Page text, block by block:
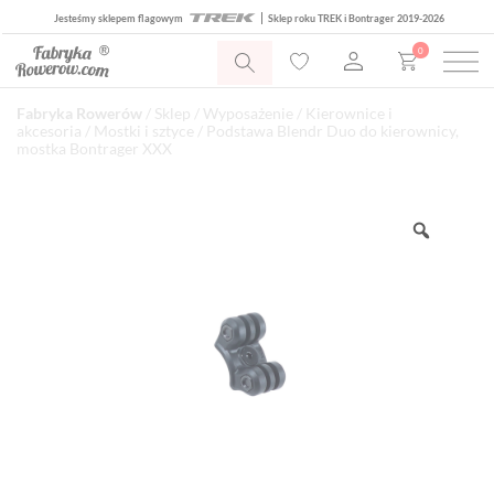
Jesteśmy sklepem flagowym Sklep roku TREK i Bontrager 2019-2026
0
Fabryka Rowerów Sklep Wyposażenie
Kierownice i
akcesoria
Mostki i sztyce / Podstawa Blendr Duo do kierownicy,
mostka Bontrager XXX